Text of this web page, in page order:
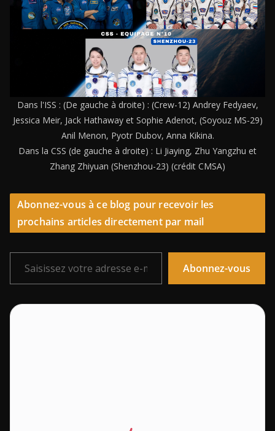
Dans l'ISS : (De gauche à droite) : (Crew-12) Andrey Fedyaev,
Jessica Meir, Jack Hathaway et Sophie Adenot, (Soyouz MS-29)
Anil Menon, Pyotr Dubov, Anna Kikina.
Dans la CSS (de gauche à droite) : Li Jiaying, Zhu Yangzhu et
Zhang Zhiyuan (Shenzhou-23) (crédit CMSA)
Abonnez-vous à ce blog pour recevoir les
prochains articles directement par mail
Saisissez votre adresse e-mail…
Abonnez-vous